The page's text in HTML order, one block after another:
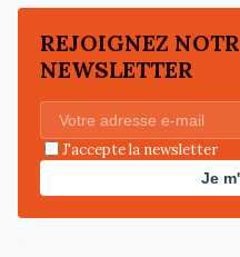
REJOIGNEZ
NEWSLETTER
J'accepte la newsletter
Je